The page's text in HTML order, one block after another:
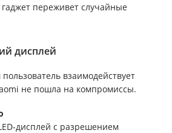
переживет случайные
дисплей
взаимодействует
не пошла на компромиссы.
дисплей с разрешением